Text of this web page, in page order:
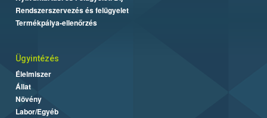
Rendszerszervezés és felügyelet
Termékpálya-ellenőrzés
Ügyintézés
Élelmiszer
Állat
Növény
Labor/Egyéb